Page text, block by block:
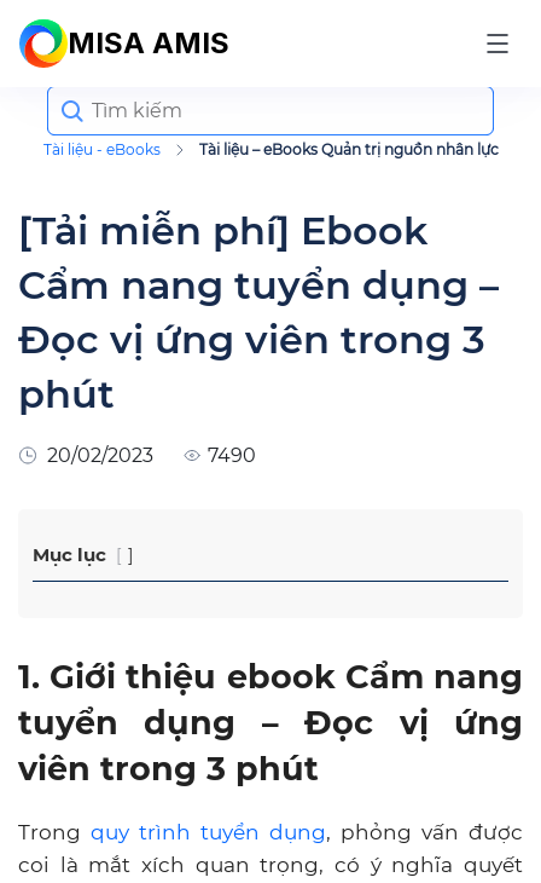
MISA AMIS
Tài liệu - eBooks Tài liệu – eBooks Quản trị nguồn nhân lực
Search
for:
[Tải miễn phí] Ebook
Cẩm nang tuyển dụng –
Đọc vị ứng viên trong 3
phút
20/02/2023 7490
Mục lục
1. Giới thiệu ebook Cẩm nang
tuyển dụng – Đọc vị ứng
viên trong 3 phút
Trong quy trình tuyển dụng, phỏng vấn được
coi là mắt xích quan trọng, có ý nghĩa quyết